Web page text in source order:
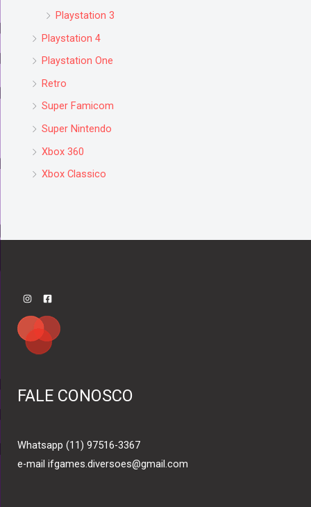
Playstation 3
Playstation 4
Playstation One
Retro
Super Famicom
Super Nintendo
Xbox 360
Xbox Classico
FALE CONOSCO
Whatsapp (11) 97516-3367
e-mail ifgames.diversoes@gmail.com